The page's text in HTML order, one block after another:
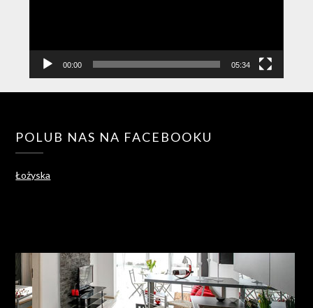
00:00 05:34
POLUB NAS NA FACEBOOKU
Łożyska